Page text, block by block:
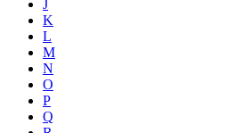
J
K
L
M
N
O
P
Q